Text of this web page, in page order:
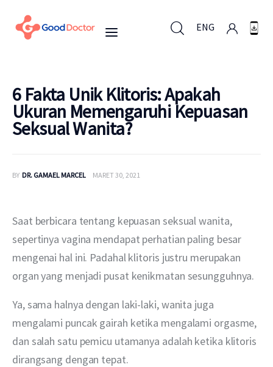
ENG
ENG
Untuk Bisnis
Layanan
6 Fakta Unik Klitoris: Apakah
Ukuran Memengaruhi Kepuasan
Seksual Wanita?
BY DR. GAMAEL MARCEL MARET 30, 2021
Saat berbicara tentang kepuasan seksual wanita,
sepertinya vagina mendapat perhatian paling besar
mengenai hal ini. Padahal klitoris justru merupakan
organ yang menjadi pusat kenikmatan sesungguhnya.
Ya, sama halnya dengan laki-laki, wanita juga
mengalami puncak gairah ketika mengalami orgasme,
dan salah satu pemicu utamanya adalah ketika klitoris
dirangsang dengan tepat.